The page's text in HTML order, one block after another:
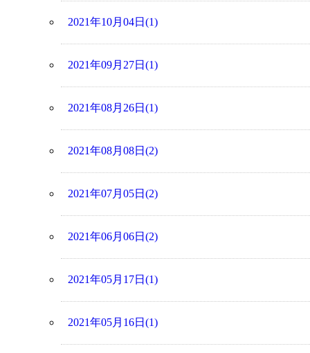
2021年10月04日(1)
2021年09月27日(1)
2021年08月26日(1)
2021年08月08日(2)
2021年07月05日(2)
2021年06月06日(2)
2021年05月17日(1)
2021年05月16日(1)